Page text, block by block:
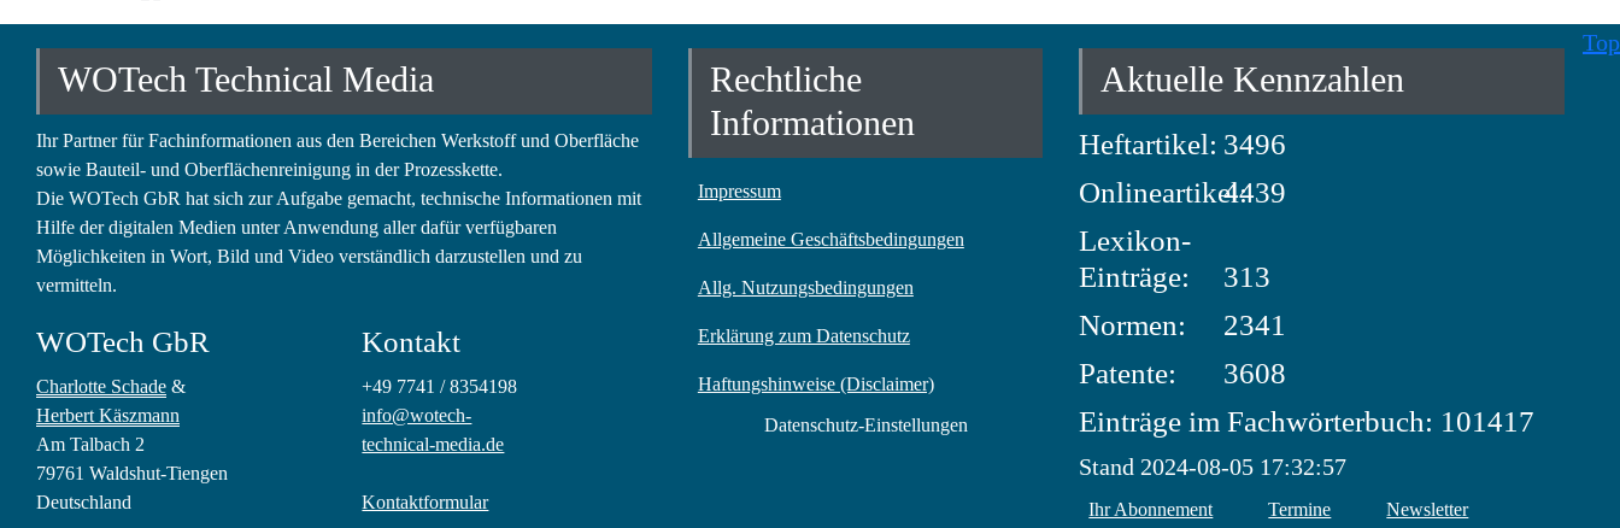
Top
WOTech Technical Media
Ihr Partner für Fachinformationen aus den Bereichen Werkstoff und Oberfläche
sowie Bauteil- und Oberflächenreinigung in der Prozesskette.
Die WOTech GbR hat sich zur Aufgabe gemacht, technische Informationen mit
Hilfe der digitalen Medien unter Anwendung aller dafür verfügbaren
Möglichkeiten in Wort, Bild und Video verständlich darzustellen und zu
vermitteln.
WOTech GbR
Charlotte Schade &
Herbert Käszmann
Am Talbach 2
79761 Waldshut-Tiengen
Deutschland
Kontakt
+49 7741 / 8354198
info@wotech-
technical-media.de
Kontaktformular
Rechtliche
Informationen
Impressum
Allgemeine Geschäftsbedingungen
Allg. Nutzungsbedingungen
Erklärung zum Datenschutz
Haftungshinweise (Disclaimer)
Datenschutz-Einstellungen
Aktuelle Kennzahlen
Heftartikel: 3496
Onlineartikel:4439
Lexikon-
Einträge:
313
Normen:
2341
Patente:
3608
Einträge im Fachwörterbuch: 101417
Stand 2024-08-05 17:32:57
Ihr Abonnement Termine Newsletter